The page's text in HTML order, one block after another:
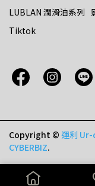
LUBLAN 潤滑油系列
Tiktok
Copyright © 運利
CYBERBIZ.